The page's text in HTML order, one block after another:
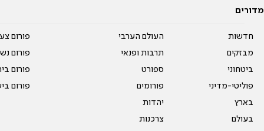
מדורים
חדשות
מבזקים
ביטחוני
פוליטי-מדיני
בארץ
בעולם
העולם הערבי
תרבות ופנאי
ספורט
פורומים
יהדות
צרכנות
פורום
פורום
פורום
פורום